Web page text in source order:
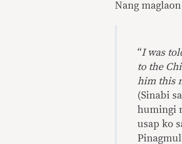
Nang
“I was
to the
him this
(Sinabi
humingi
usap ko